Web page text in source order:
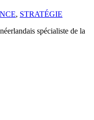
, STRATÉGIE
spécialiste de la